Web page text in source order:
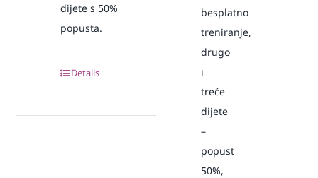
dijete s 50%
popusta.
Details
besplatno
treniranje,
drugo
i
treće
dijete
–
popust
50%,